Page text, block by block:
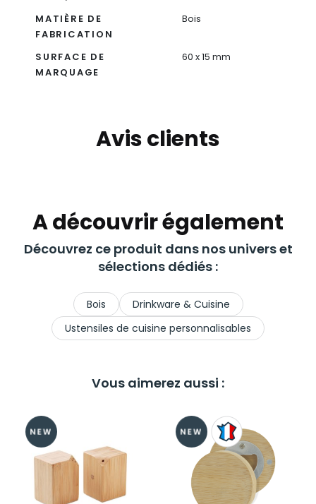
MATIÈRE DE
FABRICATION
Bois
SURFACE DE
MARQUAGE
60 x 15 mm
Avis clients
A découvrir également
Découvrez ce produit dans nos univers et
sélections dédiés :
Bois
Drinkware & Cuisine
Ustensiles de cuisine personnalisables
Vous aimerez aussi :